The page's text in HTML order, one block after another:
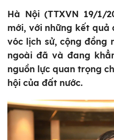
Hà Nội (TTXVN 19/1/
mới, với những kết
vóc lịch sử, cộng đồng
ngoài đã và đang
nguồn lực quan trọng
hội của đất nước.